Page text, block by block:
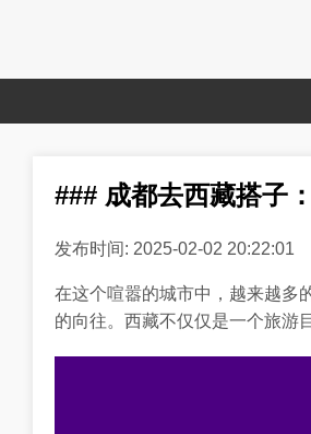
### 成都去西藏搭子
发布时间: 2025-02-02 20:22:01
在这个喧嚣的城市中，越来越多
的向往。西藏不仅仅是一个旅游